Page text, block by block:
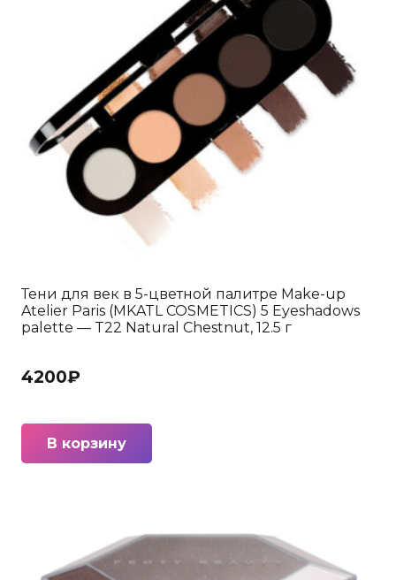
Тени для век в 5-цветной палитре Make-up
Atelier Paris (MKATL COSMETICS) 5 Eyeshadows
palette — T22 Natural Chestnut, 12.5 г
4200₽
В корзину